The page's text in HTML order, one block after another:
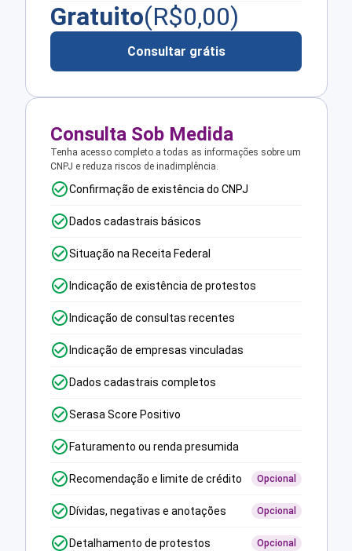
Gratuito(R$0,00)
Consultar grátis
Consulta Sob Medida
Tenha acesso completo a todas as informações sobre um
CNPJ e reduza riscos de inadimplência.
Confirmação de existência do CNPJ
Dados cadastrais básicos
Situação na Receita Federal
Indicação de existência de protestos
Indicação de consultas recentes
Indicação de empresas vinculadas
Dados cadastrais completos
Serasa Score Positivo
Faturamento ou renda presumida
Recomendação e limite de crédito Opcional
Dívidas, negativas e anotações Opcional
Detalhamento de protestos Opcional